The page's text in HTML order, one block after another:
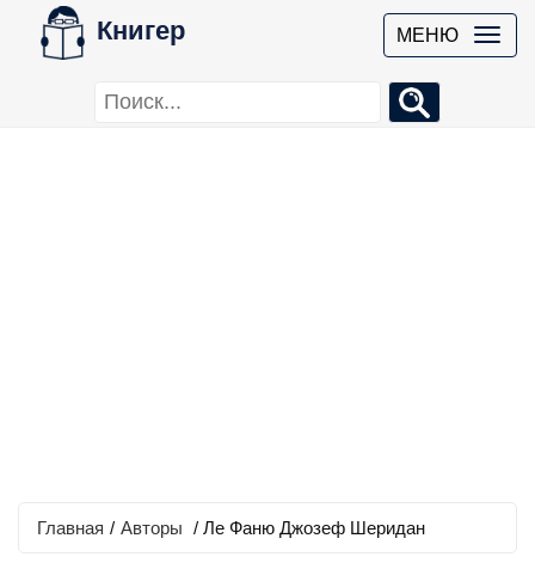
Книгер МЕНЮ
Главная / Авторы / Ле Фаню Джозеф Шеридан